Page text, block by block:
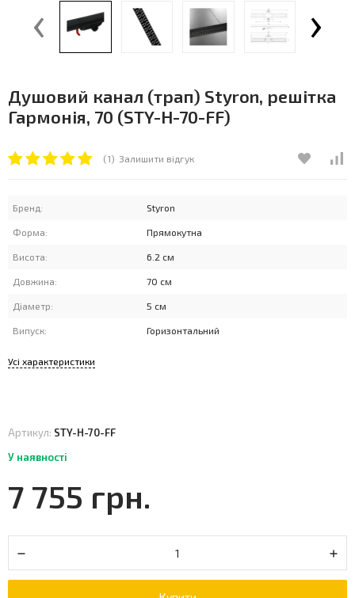
‹ ›
Душовий канал (трап) Styron, решітка
Гармонія, 70 (STY-H-70-FF)
(1) Залишити відгук
Бренд: Styron
Форма: Прямокутна
Висота: 6.2 см
Довжина: 70 см
Діаметр: 5 см
Випуск: Горизонтальний
Усі характеристики
Артикул: STY-H-70-FF
У наявності
7 755 грн.